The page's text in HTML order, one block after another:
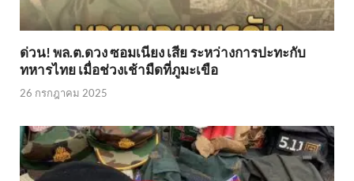
ด่วน! พล.ต.ดวง ซอมเนียง เสีย ระหว่างการปะทะกับ
ทหารไทย เมื่อช่วงเช้ามืดที่ภูมะเขือ
26 กรกฎาคม 2025